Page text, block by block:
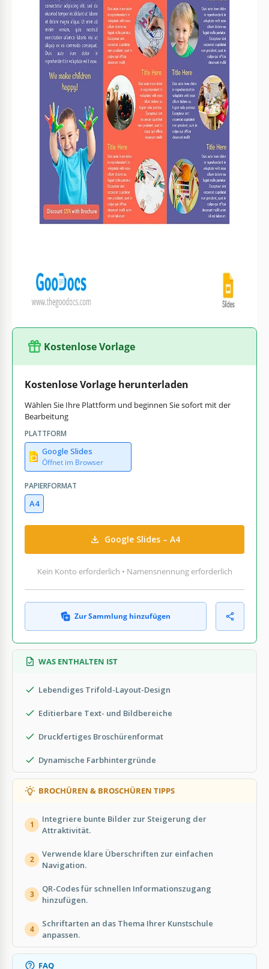
und Bilder hinzu und verwenden Sie diese Schulbroschüre
für alle Ihre Bedürfnisse!
Bequeme und zu 100% einsatzbereite Vorlage
Das Erstellen einerSchulbroschüre
von Grund auf ist immer
eine anspruchsvolle Aufgabe. Doch mit dieser Vorlage
haben Sie bereits ein fertiges Design, Beispielschrift zum
Ausfüllen und sogar eine professionelle Struktur! Das
aufklappbare Layout eignet sich ideal für eine kompakte
und strukturierte Platzierung aller wichtigen Informationen
über Ihre Kunstschule für Kinder.
Das Vorlagen-Design wurde speziell für Ihre kreative Schule
erstellt! Helle Farben für den Hintergrund, sofort
einsatzbereite Illustrationen mit Kinderzeichnungen und ein
Beispiel für die Struktur werden Ihnen dabei helfen, Ihre
Bildungseinrichtung effektiv zu bewerben!
verlassen! Finden Sie noch mehr der besten
Broschürenbeispiele
Kostenlose Vorlage
Kostenlose Vorlage herunterladen
Wählen Sie Ihre Plattform und beginnen Sie sofort mit der
Bearbeitung
PLATTFORM
Google Slides
Öffnet im Browser
PAPIERFORMAT
A4
Google Slides – A4
Kein Konto erforderlich • Namensnennung erforderlich
Zur Sammlung hinzufügen
WAS ENTHALTEN IST
Lebendiges Trifold-Layout-Design
Editierbare Text- und Bildbereiche
Druckfertiges Broschürenformat
Dynamische Farbhintergründe
BROCHÜREN & BROSCHÜREN TIPPS
1
Integriere bunte Bilder zur Steigerung der
Attraktivität.
2
Verwende klare Überschriften zur einfachen
Navigation.
3
QR-Codes für schnellen Informationszugang
hinzufügen.
4
Schriftarten an das Thema Ihrer Kunstschule
anpassen.
FAQ